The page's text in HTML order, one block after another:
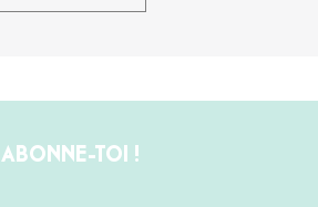
ABONNE-TOI !